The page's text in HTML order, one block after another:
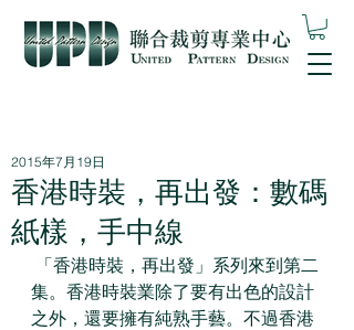
香港時裝，再出發：數碼
紙樣，手中線
2015年7月19日
集。香港時裝業除了要有出色的設計
之外，還要擁有純熟手藝。不過香港